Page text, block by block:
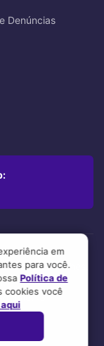
Denúncias
mínimos detalhes,
time! :3
em
para você.
Política de
cookies você